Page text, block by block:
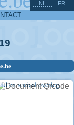
NL FR
en sociaal overleg
^